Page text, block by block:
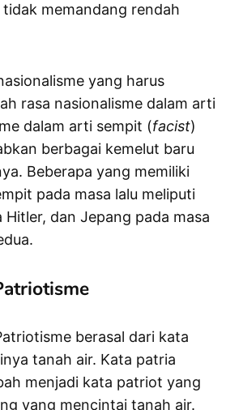
memandang rendah
yang harus
rasa nasionalisme dalam arti
dalam arti sempit (facist)
berbagai kemelut baru
Beberapa yang memiliki
pada masa lalu meliputi
Hitler, dan Jepang pada masa
berasal dari kata
tanah air. Kata patria
menjadi kata patriot yang
yang mencintai tanah air.